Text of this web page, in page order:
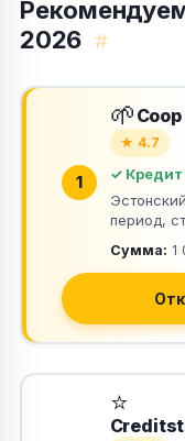
2026 #
1
🌱
★ 4.7
✓ Кредит
период,
Сумма: 1
⭐